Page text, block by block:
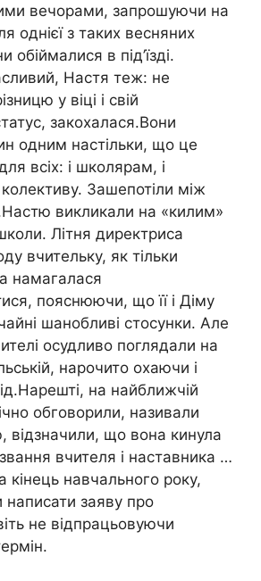
вечорами, запрошуючи на
однієї з таких весняних
обіймалися в під’їзді.
Настя теж: не
у віці і свій
закохалася.Вони
одним настільки, що це
всіх: і школярам, і
Зашепотіли між
викликали на «килим»
Літня директриса
вчительку, як тільки
намагалася
пояснюючи, що її і Діму
шанобливі стосунки. Але
осудливо поглядали на
нарочито охаючи і
на найближчій
обговорили, називали
відзначили, що вона кинула
вчителя і наставника …
навчального року,
заяву про
не відпрацьовуючи